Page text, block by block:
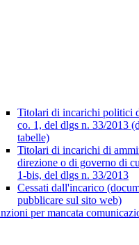
Titolari di incarichi politici
co. 1, del dlgs n. 33/2013
tabelle)
Titolari di incarichi di
direzione o di governo di
1-bis, del dlgs n. 33/2013
Cessati dall'incarico
pubblicare sul sito web)
per mancata